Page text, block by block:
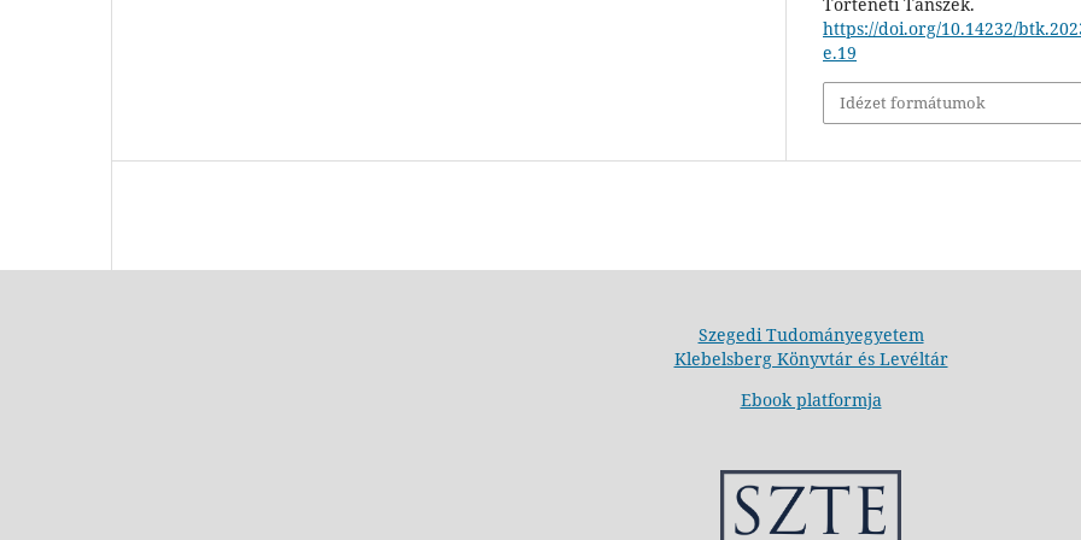
https://doi.org/10.14232/
e.19
Idézet formátumok
Szegedi Tudományegyetem
Klebelsberg Könyvtár és Levéltár
Ebook platformja